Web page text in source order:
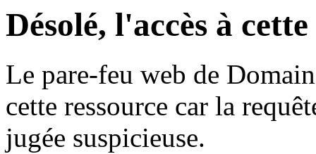
Désolé, l'accès à
Le pare-feu web de
cette ressource car la
jugée suspicieuse.